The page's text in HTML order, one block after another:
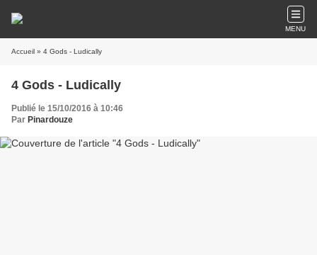
MENU
Accueil » 4 Gods - Ludically
4 Gods - Ludically
Publié le 15/10/2016 à 10:46
Par Pinardouze